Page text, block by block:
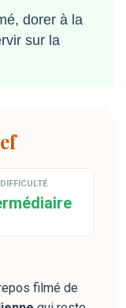
dorer à la
sur la
DIFFICULTÉ
filmé de